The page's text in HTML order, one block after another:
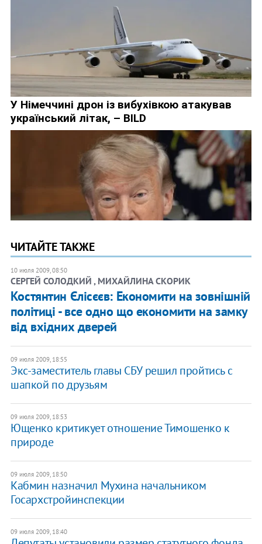
ЧИТАЙТЕ ТАКЖЕ
10 июля 2009, 08:50
СЕРГЕЙ СОЛОДКИЙ , МИХАЙЛИНА СКОРИК
Костянтин Єлісєєв: Економити на зовнішній
політиці - все одно що економити на замку
від вхідних дверей
09 июля 2009, 18:55
Экс-заместитель главы СБУ решил пройтись с
шапкой по друзьям
09 июля 2009, 18:53
Ющенко критикует отношение Тимошенко к
природе
09 июля 2009, 18:50
Кабмин назначил Мухина начальником
Госархстройинспекции
09 июля 2009, 18:40